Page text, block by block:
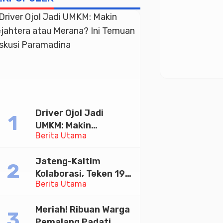
Berita Utama
Driver Ojol Jadi
UMKM: Makin
Sejahtera atau
Diskusi Paramadina
Berita Utama
Jateng-Kaltim
Kolaborasi, Teken 19
Kerja Sama Ekonomi
Meriah! Ribuan Warga